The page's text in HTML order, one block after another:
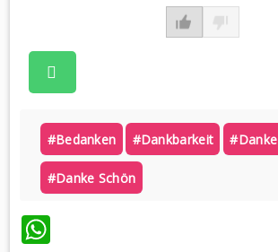
#bedanken #dankbarkeit #danke
#danke Schön
WhatsApp